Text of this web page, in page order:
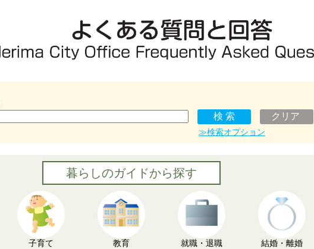
≫検索オプション
暮らしのガイドから探す
子育て 教育 就職・退職 結婚・離婚